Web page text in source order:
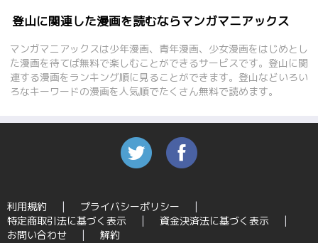
登山に関連した漫画を読むならマンガマニアックス
マンガマニアックスは少年漫画、青年漫画、少女漫画をはじめとし
た漫画を待てば無料で楽しむことができるサービスです。登山に関
連する漫画をランキング順に見ることができます。登山などいろい
ろなキーワードの漫画を人気順でたくさん無料で読めます。
利用規約
プライバシーポリシー
特定商取引法に基づく表示
資金決済法に基づく表示
お問い合わせ
解約